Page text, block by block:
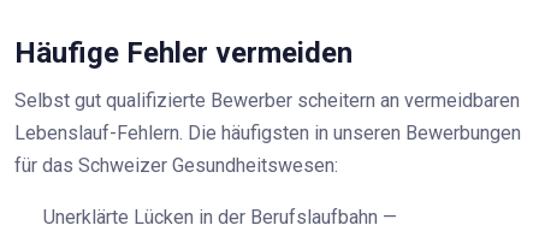
Häufige Fehler vermeiden
Selbst gut qualifizierte Bewerber scheitern an vermeidbaren
Lebenslauf-Fehlern. Die häufigsten in unseren Bewerbungen
für das Schweizer Gesundheitswesen:
Unerklärte Lücken in der Berufslaufbahn —